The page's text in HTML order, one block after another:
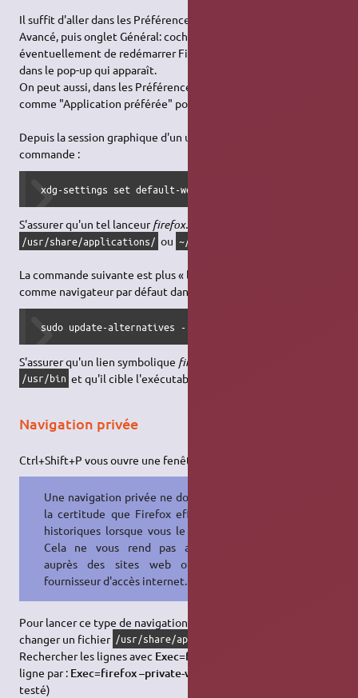
Il suffit d'aller dans les Préférences de Firefox, dans l'onglet
Avancé, puis onglet Général: cocher la dernière case, et
éventuellement de redémarrer Firefox. On confirmera l'action
dans le pop-up qui apparaît.
On peut aussi, dans les Préférences système, définir Firefox
comme "Application préférée" pour le Web.
Depuis la session graphique d'un utilisateur, ça correspond à la
commande :
xdg-settings set default-web-browser firefox.desktop
S'assurer qu'un tel lanceurfirefox.desktop
/usr/share/applications/ ou ~/.local/share/applications/
La commande suivante est plus « large » et positionne Firefox
comme navigateur par défaut dans les sessions graphiques :
sudo update-alternatives --install /usr/bin/x-www-
S'assurer qu'un lien symbolique firefox
/usr/bin et qu'il cible l'exécutable Firefox de votre choix.
Navigation privée
Ctrl+Shift+P vous ouvre une fenêtre de navigation privée.
Une navigation privée ne donne que
la certitude que Firefox efface vos
historiques lorsque vous le quittez.
Cela ne vous rend pas anonyme
auprès des sites web ou votre
fournisseur d'accès internet.
Pour lancer ce type de navigation par défaut vous pouvez
changer un fichier /usr/share/applications/firefox.desktop
Rechercher les lignes avec Exec=firefox %u
ligne par : Exec=firefox –private-window %u
testé)